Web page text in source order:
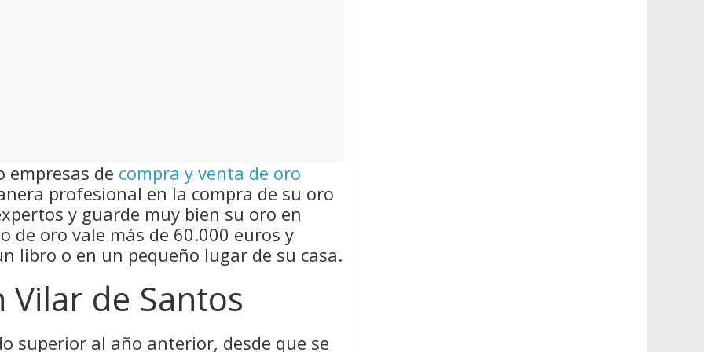
empresas de compra y venta de oro
profesional en la compra de su oro
y guarde muy bien su oro en
de oro vale más de 60.000 euros y
libro o en un pequeño lugar de su casa.
de Santos
superior al año anterior, desde que se